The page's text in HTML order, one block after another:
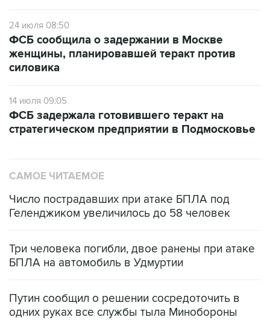
24 июля 08:50
ФСБ сообщила о задержании в Москве
женщины, планировавшей теракт против
силовика
14 июля 09:05
ФСБ задержала готовившего теракт на
стратегическом предприятии в Подмосковье
САМОЕ ЧИТАЕМОЕ
Число пострадавших при атаке БПЛА под
Геленджиком увеличилось до 58 человек
Три человека погибли, двое ранены при атаке
БПЛА на автомобиль в Удмуртии
Путин сообщил о решении сосредоточить в
одних руках все службы тыла Минобороны